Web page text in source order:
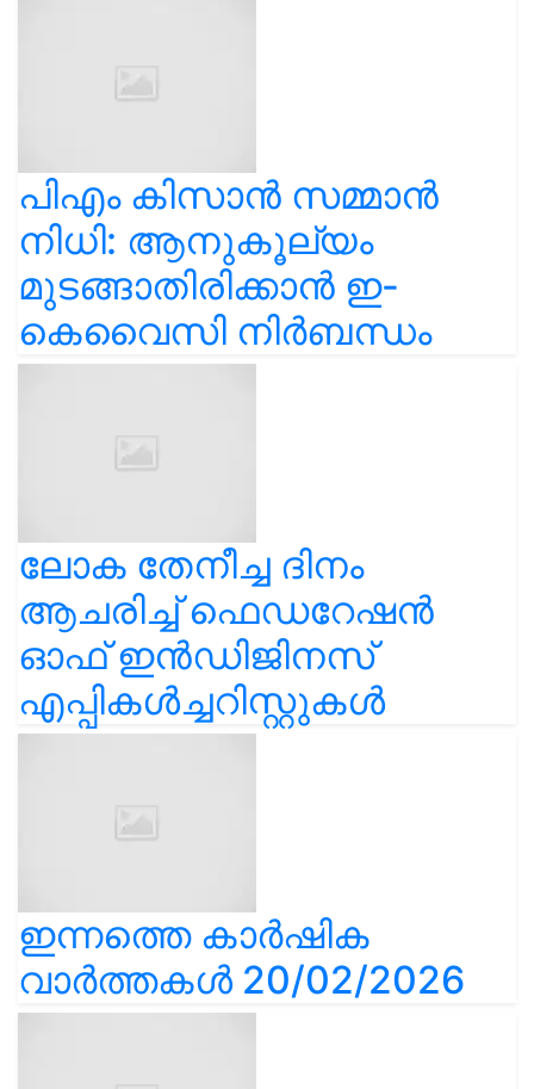
പിഎം കിസാൻ സമ്മാൻ
നിധി: ആനുകൂല്യം
മുടങ്ങാതിരിക്കാൻ ഇ-
കെവൈസി നിർബന്ധം
ലോക തേനീച്ച ദിനം
ആചരിച്ച് ഫെഡറേഷൻ
ഓഫ് ഇൻഡിജിനസ്
എപ്പികൾച്ചറിസ്റ്റുകൾ
ഇന്നത്തെ കാർഷിക
വാർത്തകൾ 20/02/2026